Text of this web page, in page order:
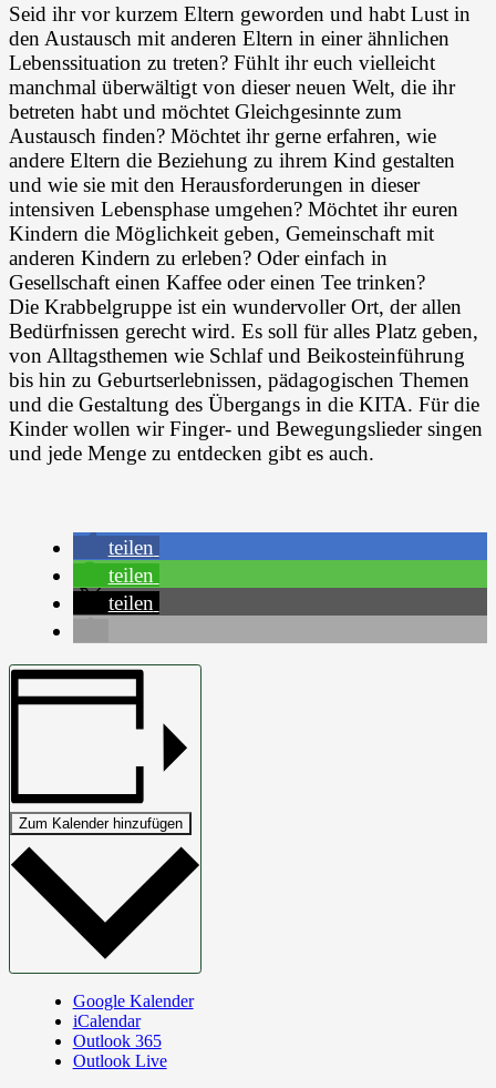
Seid ihr vor kurzem Eltern geworden und habt Lust in
den Austausch mit anderen Eltern in einer ähnlichen
Lebenssituation zu treten? Fühlt ihr euch vielleicht
manchmal überwältigt von dieser neuen Welt, die ihr
betreten habt und möchtet Gleichgesinnte zum
Austausch finden? Möchtet ihr gerne erfahren, wie
andere Eltern die Beziehung zu ihrem Kind gestalten
und wie sie mit den Herausforderungen in dieser
intensiven Lebensphase umgehen? Möchtet ihr euren
Kindern die Möglichkeit geben, Gemeinschaft mit
anderen Kindern zu erleben? Oder einfach in
Gesellschaft einen Kaffee oder einen Tee trinken?
Die Krabbelgruppe ist ein wundervoller Ort, der allen
Bedürfnissen gerecht wird. Es soll für alles Platz geben,
von Alltagsthemen wie Schlaf und Beikosteinführung
bis hin zu Geburtserlebnissen, pädagogischen Themen
und die Gestaltung des Übergangs in die KITA. Für die
Kinder wollen wir Finger- und Bewegungslieder singen
und jede Menge zu entdecken gibt es auch.
teilen
teilen
teilen
Zum Kalender hinzufügen
Google Kalender
iCalendar
Outlook 365
Outlook Live